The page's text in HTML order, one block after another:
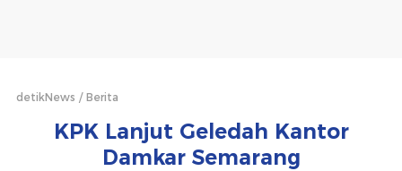
detikNews Berita
KPK Lanjut Geledah Kantor
Damkar Semarang